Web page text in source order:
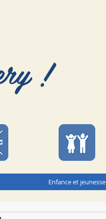
!
Enfance et jeunesse